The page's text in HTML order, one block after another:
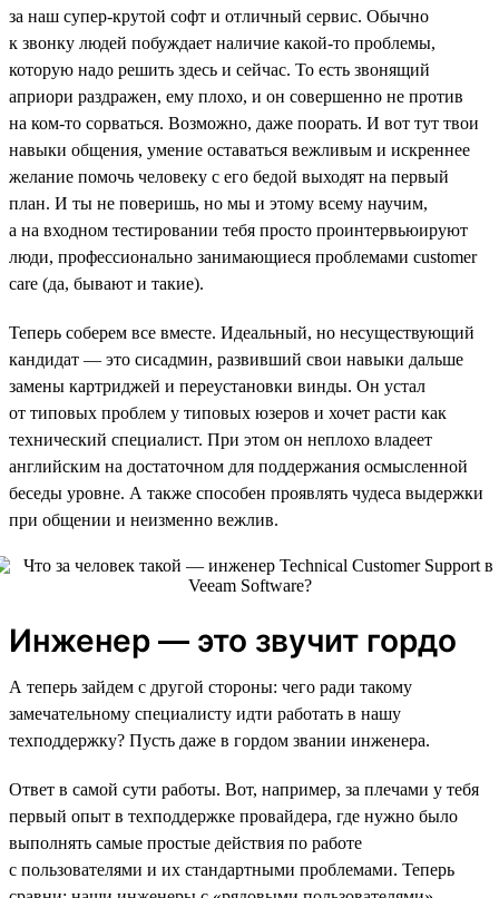
за наш супер-крутой софт и отличный сервис. Обычно
к звонку людей побуждает наличие какой-то проблемы,
которую надо решить здесь и сейчас. То есть звонящий
априори раздражен, ему плохо, и он совершенно не против
на ком-то сорваться. Возможно, даже поорать. И вот тут твои
навыки общения, умение оставаться вежливым и искреннее
желание помочь человеку с его бедой выходят на первый
план. И ты не поверишь, но мы и этому всему научим,
а на входном тестировании тебя просто проинтервьюируют
люди, профессионально занимающиеся проблемами customer
care (да, бывают и такие).
Теперь соберем все вместе. Идеальный, но несуществующий
кандидат — это сисадмин, развивший свои навыки дальше
замены картриджей и переустановки винды. Он устал
от типовых проблем у типовых юзеров и хочет расти как
технический специалист. При этом он неплохо владеет
английским на достаточном для поддержания осмысленной
беседы уровне. А также способен проявлять чудеса выдержки
при общении и неизменно вежлив.
Инженер — это звучит гордо
А теперь зайдем с другой стороны: чего ради такому
замечательному специалисту идти работать в нашу
техподдержку? Пусть даже в гордом звании инженера.
Ответ в самой сути работы. Вот, например, за плечами у тебя
первый опыт в техподдержке провайдера, где нужно было
выполнять самые простые действия по работе
с пользователями и их стандартными проблемами. Теперь